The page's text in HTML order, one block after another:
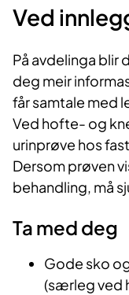
Ved
På avdelinga blir
deg meir
får samtale med
Ved hofte- og
urinprøve hos
Dersom prøven
behandling, må
Ta med deg
Gode sko
(særleg ved